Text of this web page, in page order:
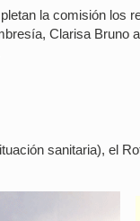
la comisión los
Clarisa Bruno
sanitaria), el